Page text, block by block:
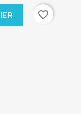
favorite_border